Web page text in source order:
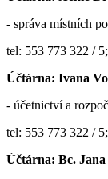
- správa místních
tel: 553 773 322 /
Účtárna: Ivana
- účetnictví a
tel: 553 773 322 /
Účtárna: Bc. Jana